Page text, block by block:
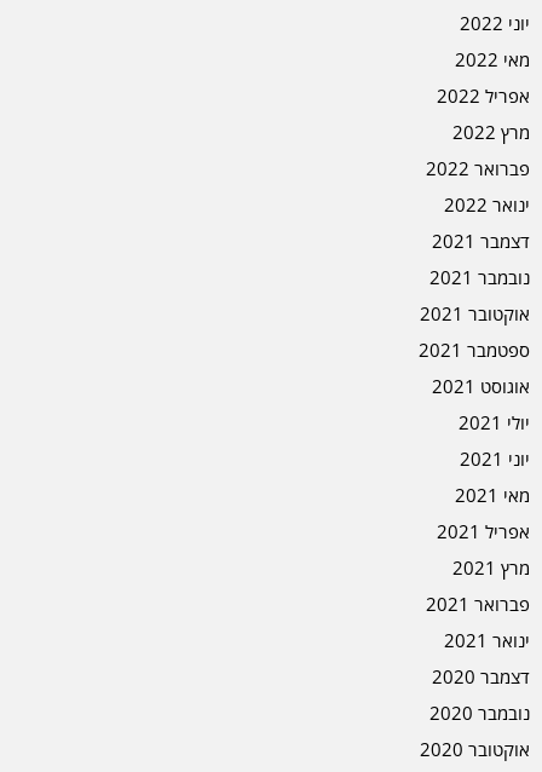
יוני 2022
מאי 2022
אפריל 2022
מרץ 2022
פברואר 2022
ינואר 2022
דצמבר 2021
נובמבר 2021
אוקטובר 2021
ספטמבר 2021
אוגוסט 2021
יולי 2021
יוני 2021
מאי 2021
אפריל 2021
מרץ 2021
פברואר 2021
ינואר 2021
דצמבר 2020
נובמבר 2020
אוקטובר 2020